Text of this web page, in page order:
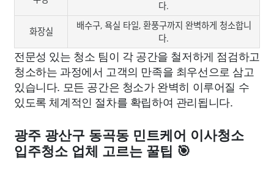
다.
화장실
배수구, 욕실 타일, 환풍구까지 완벽하게 청소합니
다.
전문성 있는 청소 팀이 각 공간을 철저하게 점검하고
청소하는 과정에서 고객의 만족을 최우선으로 삼고
있습니다. 모든 공간은 청소가 완벽히 이루어질 수
있도록 체계적인 절차를 확립하여 관리됩니다.
광주 광산구 동곡동 민트케어 이사청소
입주청소 업체 고르는 꿀팁 🎯